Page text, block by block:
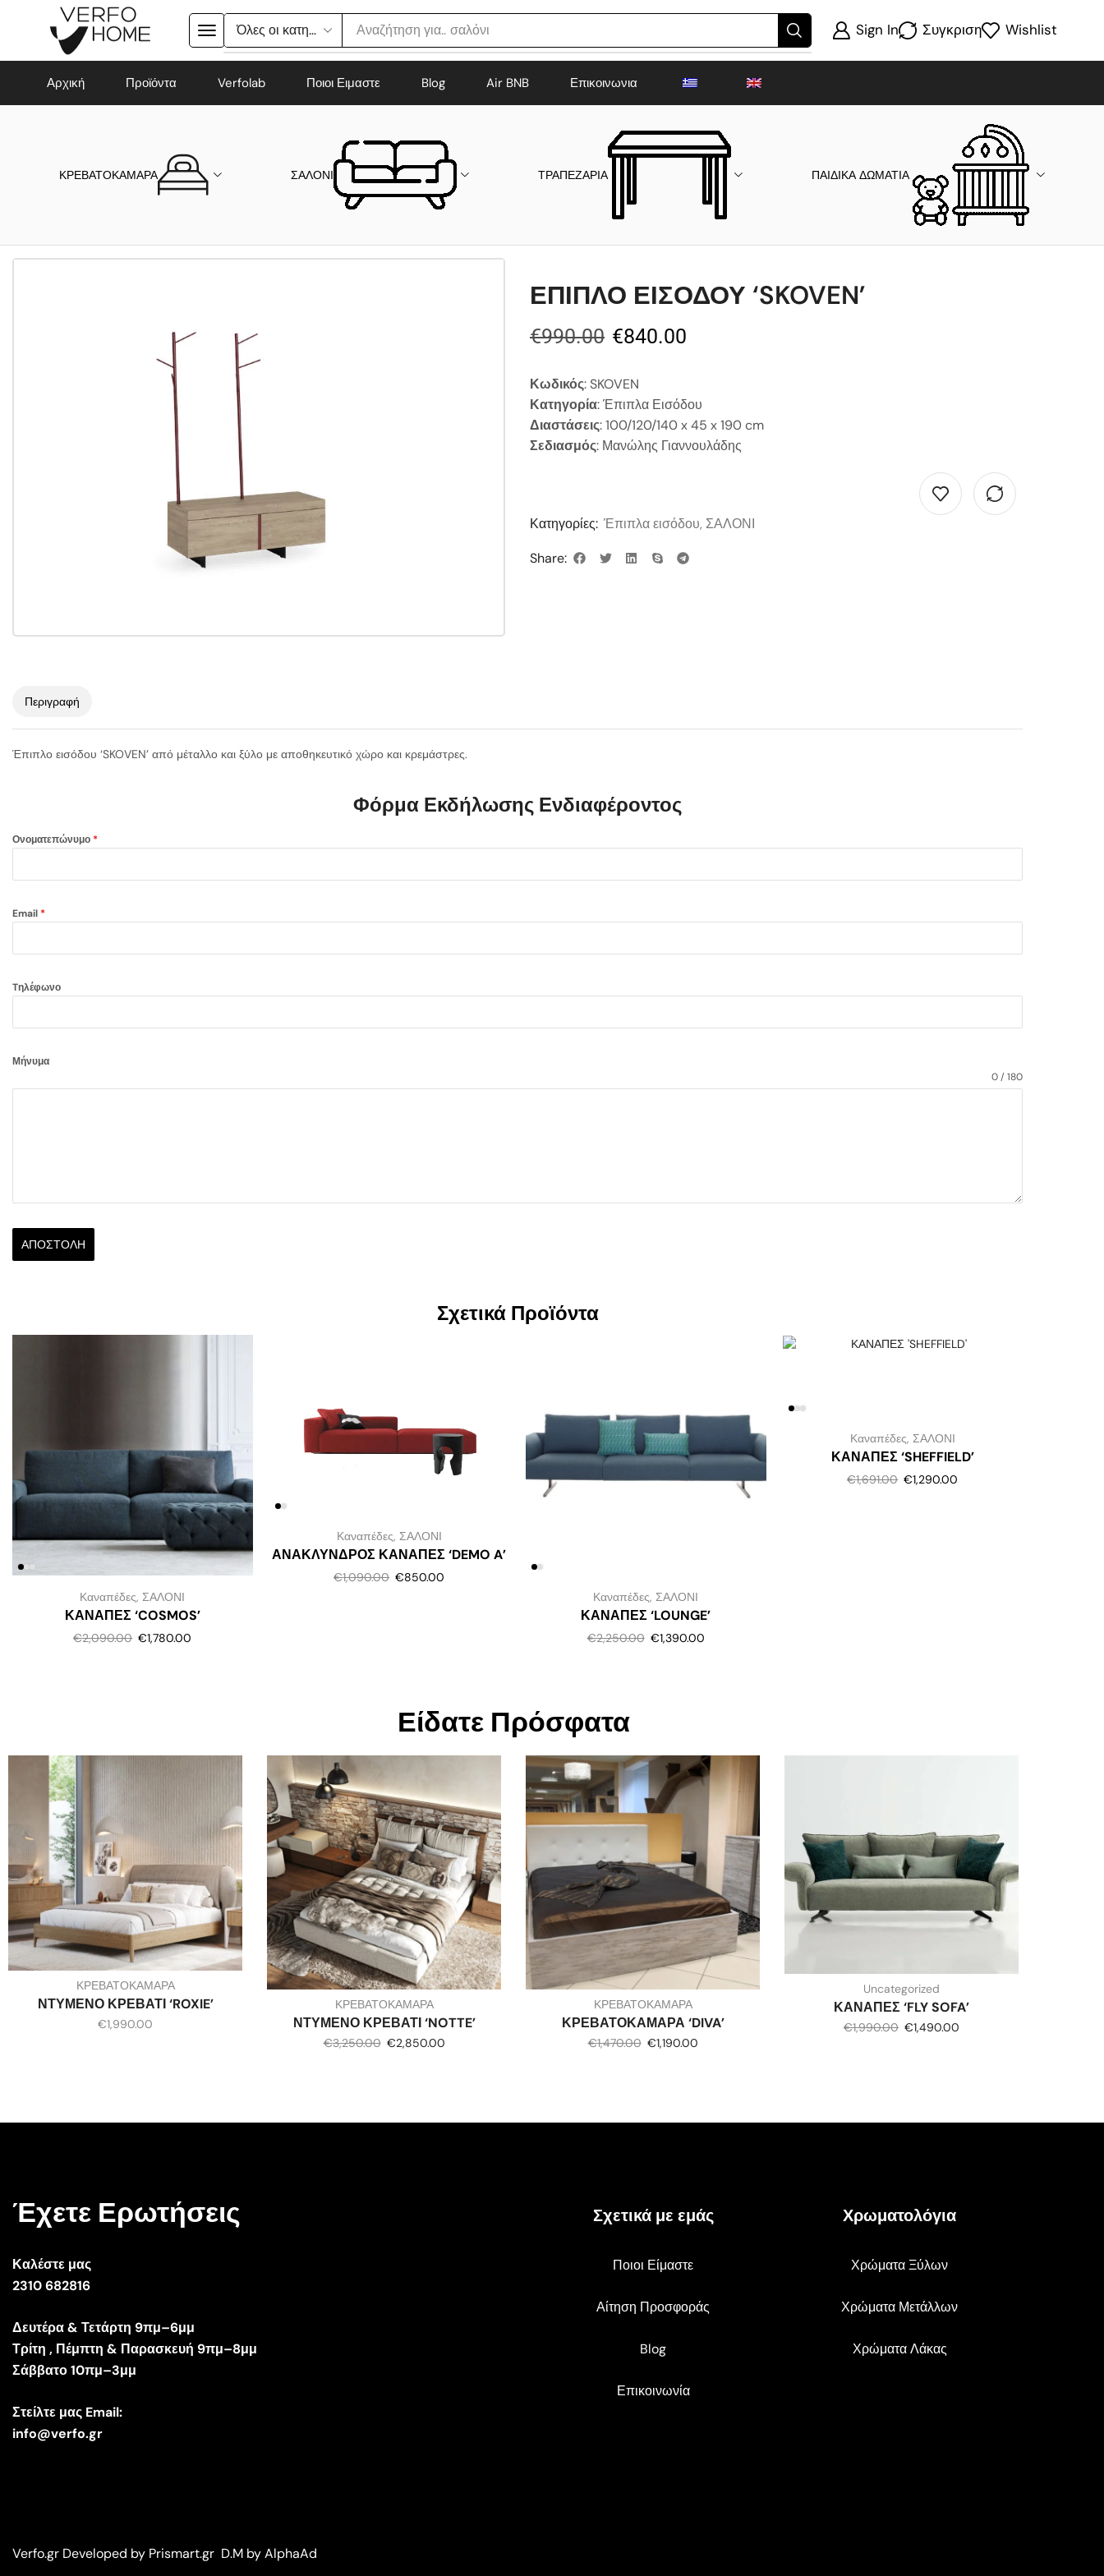
Αναζήτηση για.. σαλόνι Sign In Συγκριση Wishlist
Αρχική Προϊόντα Verfolab Ποιοι Ειμαστε Blog Air BNB Επικοινωνια
ΚΡΕΒΑΤΟΚΑΜΑΡΑ ΣΑΛΟΝΙ ΤΡΑΠΕΖΑΡΙΑ ΠΑΙΔΙΚΑ ΔΩΜΑΤΙΑ
ΕΠΙΠΛΟ ΕΙΣΟΔΟΥ ‘SKOVEN’
€990.00 €840.00
Κωδικός: SKOVEN
Κατηγορία: Έπιπλα Εισόδου
Διαστάσεις: 100/120/140 x 45 x 190 cm
Σεδιασμός: Μανώλης Γιαννουλάδης
Κατηγορίες: Έπιπλα εισόδου, ΣΑΛΟΝΙ
Share:
Περιγραφή
Έπιπλο εισόδου ‘SKOVEN’ από μέταλλο και ξύλο με αποθηκευτικό χώρο και κρεμάστρες.
Φόρμα Εκδήλωσης Ενδιαφέροντος
Ονοματεπώνυμο *
Email *
Tηλέφωνο
Μήνυμα
0 / 180
ΑΠΟΣΤΟΛΉ
Σχετικά Προϊόντα
Καναπέδες, ΣΑΛΟΝΙ
ΚΑΝΑΠΕΣ ‘COSMOS’
€2,090.00 €1,780.00
Καναπέδες, ΣΑΛΟΝΙ
ΑΝΑΚΛΥΝΔΡΟΣ ΚΑΝΑΠΕΣ ‘DEMO A’
€1,090.00 €850.00
Καναπέδες, ΣΑΛΟΝΙ
ΚΑΝΑΠΕΣ ‘LOUNGE’
€2,250.00 €1,390.00
Καναπέδες, ΣΑΛΟΝΙ
ΚΑΝΑΠΕΣ ‘SHEFFIELD’
€1,691.00 €1,290.00
Είδατε Πρόσφατα
ΚΡΕΒΑΤΟΚΑΜΑΡΑ
ΝΤΥΜΕΝΟ ΚΡΕΒΑΤΙ ‘ROXIE’
€1,990.00
ΚΡΕΒΑΤΟΚΑΜΑΡΑ
ΝΤΥΜΕΝΟ ΚΡΕΒΑΤΙ ‘NOTTE’
€3,250.00 €2,850.00
ΚΡΕΒΑΤΟΚΑΜΑΡΑ
ΚΡΕΒΑΤΟΚΑΜΑΡΑ ‘DIVA’
€1,470.00 €1,190.00
Uncategorized
ΚΑΝΑΠΕΣ ‘FLY SOFA’
€1,990.00 €1,490.00
Έχετε Ερωτήσεις
Καλέστε μας
2310 682816
Δευτέρα & Τετάρτη 9πμ–6μμ
Τρίτη , Πέμπτη & Παρασκευή 9πμ–8μμ
Σάββατο 10πμ–3μμ
Στείλτε μας Email:
info@verfo.gr
Σχετικά με εμάς
Ποιοι Είμαστε
Αίτηση Προσφοράς
Blog
Επικοινωνία
Χρωματολόγια
Χρώματα Ξύλων
Χρώματα Μετάλλων
Χρώματα Λάκας
Verfo.gr Developed by Prismart.gr D.M by AlphaAd